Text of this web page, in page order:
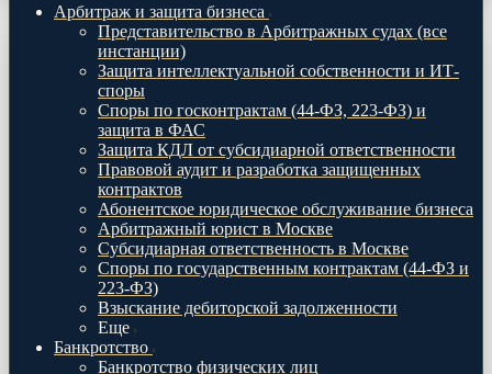
Арбитраж и защита бизнеса
Представительство в Арбитражных судах (все
инстанции)
Защита интеллектуальной собственности и ИТ-
споры
Споры по госконтрактам (44-ФЗ, 223-ФЗ) и
защита в ФАС
Защита КДЛ от субсидиарной ответственности
Правовой аудит и разработка защищенных
контрактов
Абонентское юридическое обслуживание бизнеса
Арбитражный юрист в Москве
Субсидиарная ответственность в Москве
Споры по государственным контрактам (44-ФЗ и
223-ФЗ)
Взыскание дебиторской задолженности
Еще
Банкротство
Банкротство физических лиц